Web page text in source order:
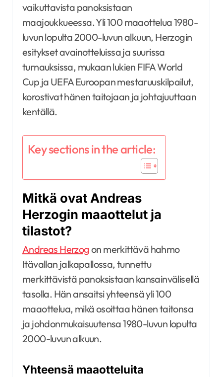
vaikuttavista panoksistaan
maajoukkueessa. Yli 100 maaottelua 1980-
luvun lopulta 2000-luvun alkuun, Herzogin
esitykset avainotteluissa ja suurissa
turnauksissa, mukaan lukien FIFA World
Cup ja UEFA Euroopan mestaruuskilpailut,
korostivat hänen taitojaan ja johtajuuttaan
kentällä.
Key sections in the article:
Mitkä ovat Andreas
Herzogin maaottelut ja
tilastot?
Andreas Herzogon merkittävä hahmo
Itävallan jalkapallossa, tunnettu
merkittävistä panoksistaan kansainvälisellä
tasolla. Hän ansaitsi yhteensä yli 100
maaottelua, mikä osoittaa hänen taitonsa
ja johdonmukaisuutensa 1980-luvun lopulta
2000-luvun alkuun.
Yhteensä maaotteluita